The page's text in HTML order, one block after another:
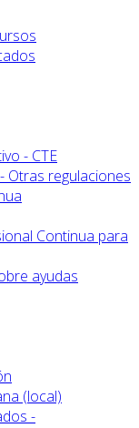
- CTE
Otras regulaciones
Continua para
ayudas
(local)
-